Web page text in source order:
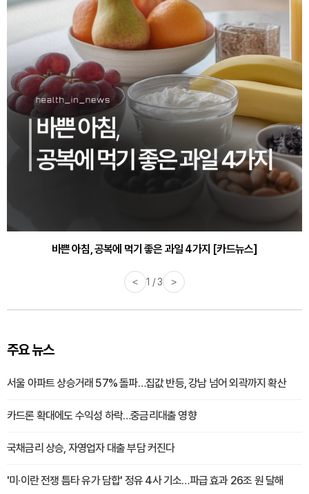
바쁜 아침, 공복에 먹기 좋은 과일 4가지 [카드뉴스]
< 1 / 3 >
주요 뉴스
서울 아파트 상승거래 57% 돌파…집값 반등, 강남 넘어 외곽까지 확산
카드론 확대에도 수익성 하락…중금리대출 영향
국채금리 상승, 자영업자 대출 부담 커진다
'미·이란 전쟁 틈타 유가 담합' 정유 4사 기소…파급 효과 26조 원 달해